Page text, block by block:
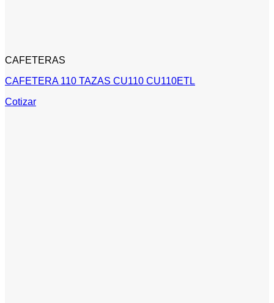
CAFETERAS
CAFETERA 110 TAZAS CU110 CU110ETL
Cotizar